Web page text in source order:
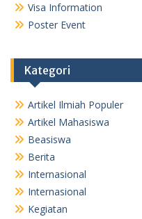
Visa Information
Poster Event
Kategori
Artikel Ilmiah Populer
Artikel Mahasiswa
Beasiswa
Berita
Internasional
Internasional
Kegiatan